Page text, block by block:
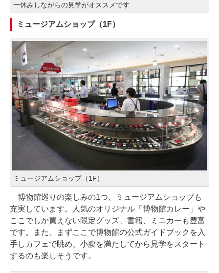
一休みしながらの見学がオススメです
ミュージアムショップ（1F）
ミュージアムショップ（1F）
博物館巡りの楽しみの1つ、ミュージアムショップも
充実しています。人気のオリジナル「博物館カレー」や
ここでしか買えない限定グッズ、書籍、ミニカーも豊富
です。また、まずここで博物館の公式ガイドブックを入
手しカフェで眺め、小腹を満たしてから見学をスタート
するのも楽しそうです。